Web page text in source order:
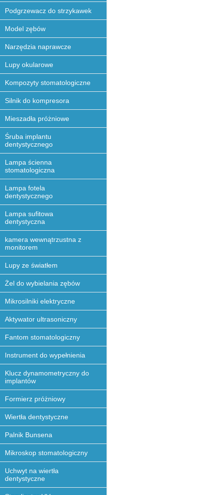
Podgrzewacz do strzykawek
Model zębów
Narzędzia naprawcze
Lupy okularowe
Kompozyty stomatologiczne
Silnik do kompresora
Mieszadła próżniowe
Śruba implantu
dentystycznego
Lampa ścienna
stomatologiczna
Lampa fotela
dentystycznego
Lampa sufitowa
dentystyczna
kamera wewnątrzustna z
monitorem
Lupy ze światłem
Żel do wybielania zębów
Mikrosilniki elektryczne
Aktywator ultrasoniczny
Fantom stomatologiczny
Instrument do wypełnienia
Klucz dynamometryczny do
implantów
Formierz próżniowy
Wiertła dentystyczne
Palnik Bunsena
Mikroskop stomatologiczny
Uchwyt na wiertła
dentystyczne